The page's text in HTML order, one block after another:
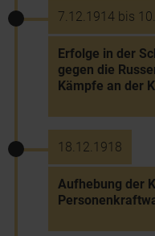
7.12.1914 bis
Erfolge in der
gegen die
Kämpfe an der
18.12.1918
Aufhebung der